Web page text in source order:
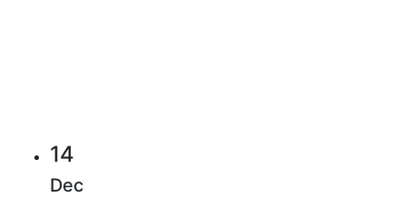
14
Dec